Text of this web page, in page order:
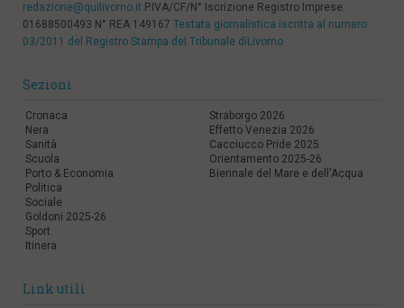
redazione@quilivorno.it P.IVA/CF/N° Iscrizione Registro Imprese:
01688500493 N° REA 149167 Testata giornalistica iscritta al numero
03/2011 del Registro Stampa del Tribunale diLivorno
Sezioni
Cronaca
Nera
Sanità
Scuola
Porto & Economia
Politica
Sociale
Goldoni 2025-26
Sport
Itinera
Straborgo 2026
Effetto Venezia 2026
Cacciucco Pride 2025
Orientamento 2025-26
Biennale del Mare e dell'Acqua
Link utili